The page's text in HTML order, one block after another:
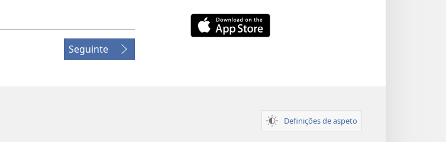
Seguinte
Download
on
Definições de aspeto